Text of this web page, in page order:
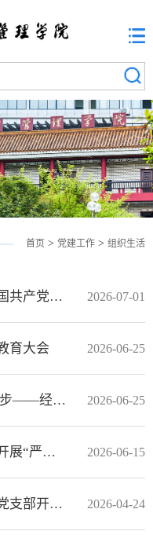
首页 > 党建工作 > 组织生活
经管学院师生集体收看庆祝中国共产党成立105周年大会 2026-07-01
育大会 2026-06-25
党课与整改同频 思想与行动同步——经济管理学院召开正确政绩观专题党课暨巡察整改部署会 2026-06-25
经济管理学院学生党支部联合开展“严守中央八项规定精神，涵养清风正气砥砺前行”主题党日活动 2026-06-15
经济管理学院第二、第三学生党支部开展“学纪、知纪、明纪、守纪”专题党课 2026-04-24